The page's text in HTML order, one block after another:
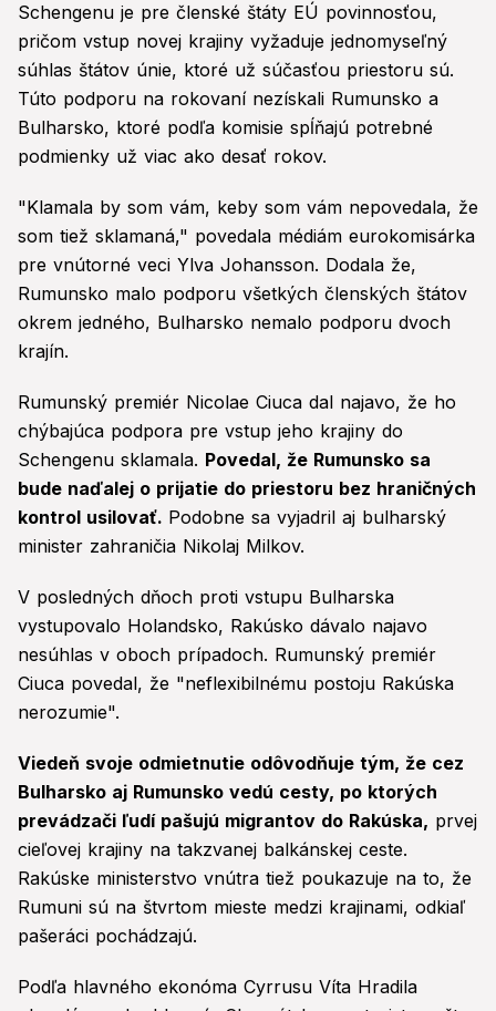
Schengenu je pre členské štáty EÚ povinnosťou,
pričom vstup novej krajiny vyžaduje jednomyseľný
súhlas štátov únie, ktoré už súčasťou priestoru sú.
Túto podporu na rokovaní nezískali Rumunsko a
Bulharsko, ktoré podľa komisie spĺňajú potrebné
podmienky už viac ako desať rokov.
"Klamala by som vám, keby som vám nepovedala, že
som tiež sklamaná," povedala médiám eurokomisárka
pre vnútorné veci Ylva Johansson. Dodala že,
Rumunsko malo podporu všetkých členských štátov
okrem jedného, Bulharsko nemalo podporu dvoch
krajín.
Rumunský premiér Nicolae Ciuca dal najavo, že ho
chýbajúca podpora pre vstup jeho krajiny do
Schengenu sklamala. Povedal, že Rumunsko sa
bude naďalej o prijatie do priestoru bez hraničných
kontrol usilovať. Podobne sa vyjadril aj bulharský
minister zahraničia Nikolaj Milkov.
V posledných dňoch proti vstupu Bulharska
vystupovalo Holandsko, Rakúsko dávalo najavo
nesúhlas v oboch prípadoch. Rumunský premiér
Ciuca povedal, že "neflexibilnému postoju Rakúska
nerozumie".
Viedeň svoje odmietnutie odôvodňuje tým, že cez
Bulharsko aj Rumunsko vedú cesty, po ktorých
prevádzači ľudí pašujú migrantov do Rakúska, prvej
cieľovej krajiny na takzvanej balkánskej ceste.
Rakúske ministerstvo vnútra tiež poukazuje na to, že
Rumuni sú na štvrtom mieste medzi krajinami, odkiaľ
pašeráci pochádzajú.
Podľa hlavného ekonóma Cyrrusu Víta Hradila